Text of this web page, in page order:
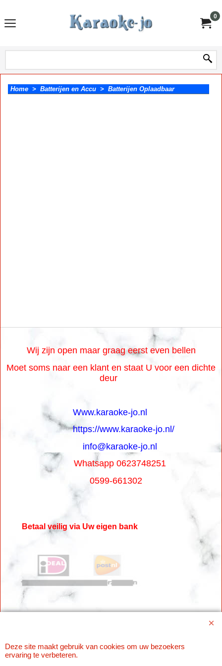
0
Home > Batterijen en Accu > Batterijen Oplaadbaar
Wij zijn open maar graag eerst even bellen
Moet soms naar een klant en staat U voor een dichte
deur
Www.karaoke-jo.nl
https://www.karaoke-jo.nl/
info@karaoke-jo.nl
Whatsapp 0623748251
0599-661302
Betaal veilig via Uw eigen bank
Webwinkel gemaakt met
ShopFactory webwinkel
Deze site maakt gebruik van cookies om uw bezoekers
ervaring te verbeteren.